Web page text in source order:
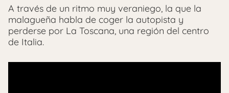
A través de un ritmo muy veraniego, la que la
malagueña habla de coger la autopista y
perderse por La Toscana, una región del centro
de Italia.